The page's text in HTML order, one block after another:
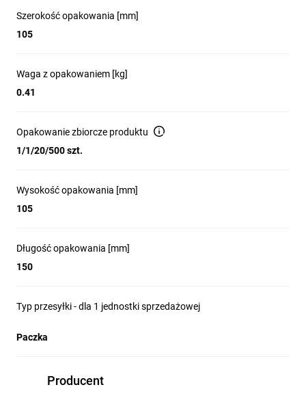
Szerokość opakowania [mm]
105
Waga z opakowaniem [kg]
0.41
Opakowanie zbiorcze produktu
1/1/20/500 szt.
Wysokość opakowania [mm]
105
Długość opakowania [mm]
150
Typ przesyłki - dla 1 jednostki sprzedażowej
Paczka
Producent